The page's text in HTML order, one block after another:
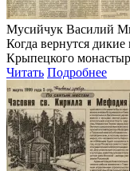
Мусийчук Василий
Когда вернутся
Крыпецкого
Читать Подробнее